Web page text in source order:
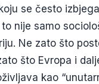
se često
nije samo
Ne zato što
što Evropa i
kao